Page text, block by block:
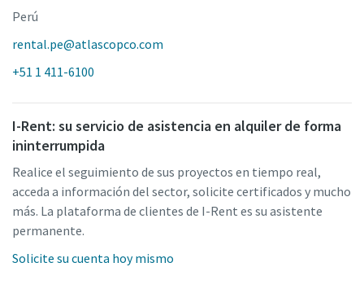
Perú
rental.pe@atlascopco.com
+51 1 411-6100
I-Rent: su servicio de asistencia en alquiler de forma
ininterrumpida
Realice el seguimiento de sus proyectos en tiempo real,
acceda a información del sector, solicite certificados y mucho
más. La plataforma de clientes de I-Rent es su asistente
permanente.
Solicite su cuenta hoy mismo